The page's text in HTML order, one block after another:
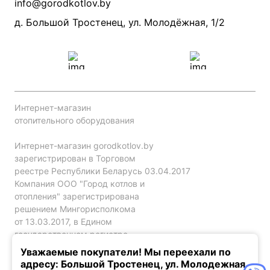
Прайс по монтажу систем отопления
Проект систем отопления
info@gorodkotlov.by
д. Большой Тростенец, ул. Молодёжная, 1/2
Интернет-магазин
отопительного оборудования
Интернет-магазин gorodkotlov.by
зарегистрирован в Торговом
реестре Республики Беларусь 03.04.2017
Компания ООО "Город котлов и
отопления" зарегистрирована
решением Мингорисполкома
от 13.03.2017, в Едином
государственном регистре
юр. лиц и индивидуальных
предпринимателей за №192786120.
Уважаемые покупатели! Мы переехали по
адресу: Большой Тростенец, ул. Молодежная,